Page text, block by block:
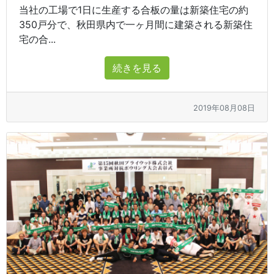
当社の工場で1日に生産する合板の量は新築住宅の約
350戸分で、秋田県内で一ヶ月間に建築される新築住
宅の合...
続きを見る
2019年08月08日